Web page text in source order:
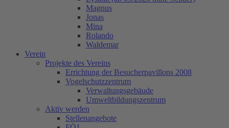
Magnus
Jonas
Mina
Rolando
Waldemar
Verein
Projekte des Vereins
Errichtung der Besucherpavillons 2008
Vogelschutzzentrum
Verwaltungsgebäude
Umweltbildungszentrum
Aktiv werden
Stellenangebote